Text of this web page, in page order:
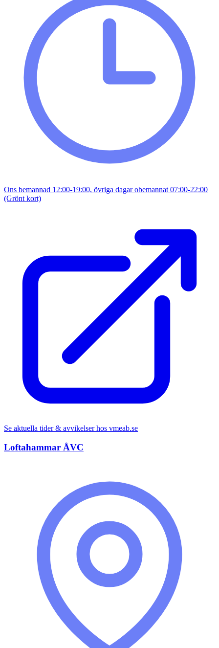
Ons bemannad 12:00-19:00, övriga dagar obemannat 07:00-22:00
(Grönt kort)
Se aktuella tider & avvikelser hos vmeab.se
Loftahammar ÅVC